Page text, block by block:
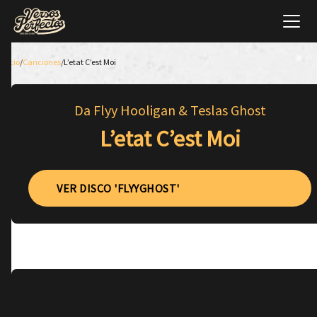
Inicio/Canciones/L’etat C’est Moi
Da Flyy Hooligan & Teslas Ghost
L’etat C’est Moi
VER DISCO 'FLYYGHOST'